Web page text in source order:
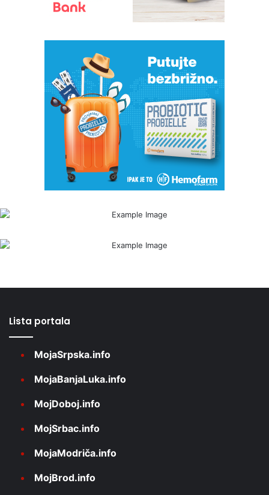
Lista portala
MojaSrpska.info
MojaBanjaLuka.info
MojDoboj.info
MojSrbac.info
MojaModriča.info
MojBrod.info